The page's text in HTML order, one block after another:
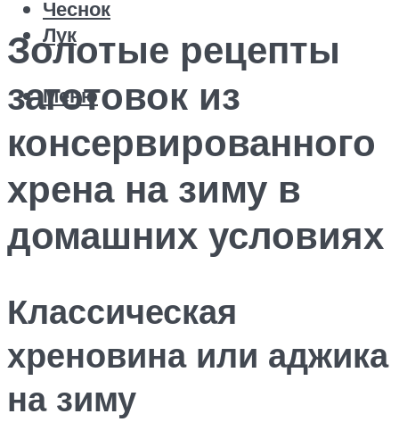
Чеснок
Лук
Меню
Золотые рецепты
заготовок из
консервированного
хрена на зиму в
домашних условиях
Классическая
хреновина или аджика
на зиму